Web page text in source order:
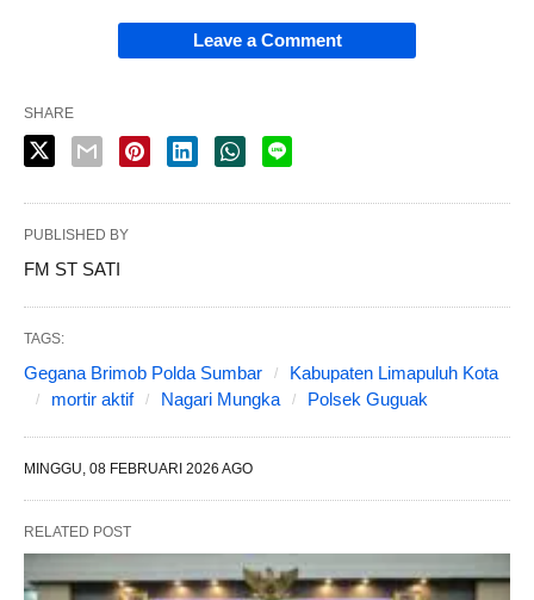
Leave a Comment
SHARE
PUBLISHED BY
FM ST SATI
TAGS:
Gegana Brimob Polda Sumbar
Kabupaten Limapuluh Kota
mortir aktif
Nagari Mungka Polsek Guguak
MINGGU, 08 FEBRUARI 2026 AGO
RELATED POST